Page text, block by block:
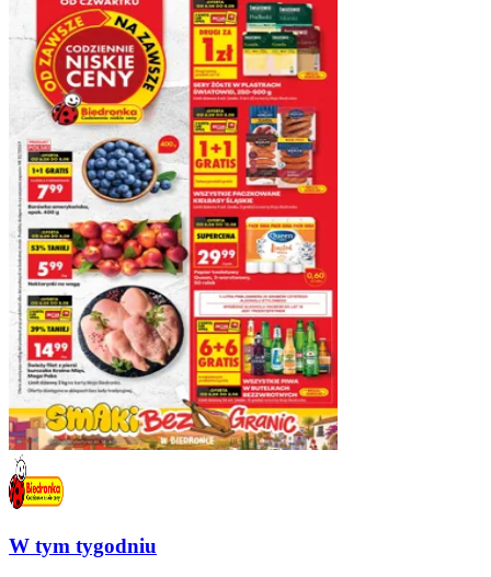
W tym tygodniu